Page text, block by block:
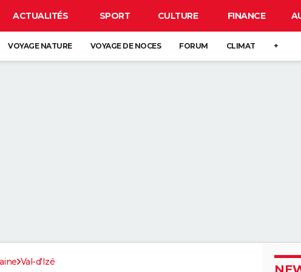
ACTUALITÉS SPORT CULTURE FINANCE
VOYAGE NATURE VOYAGE DE NOCES FORUM CLIMAT +
Val-d'Izé